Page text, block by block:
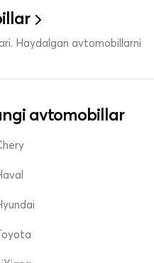
Haydalgan avtomobillarni
avtomobillar